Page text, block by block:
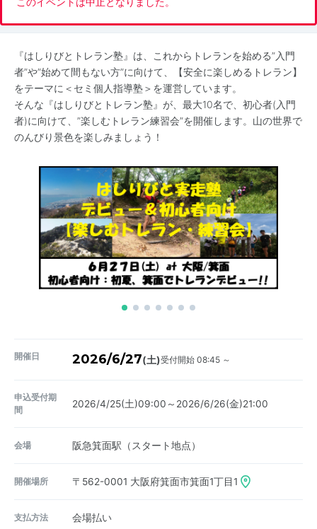
『はしりびとトレラン塾』は、これからトレランを始める”入門
者”や”始めて間もない方”に向けて、【安全に楽しめるトレラン】
をテーマに＜セミ個人指導塾＞を運営しています。
そんな『はしりびとトレラン塾』が、最大10名で、初心者(入門
者)に向けて、”楽しむトレラン練習会”を開催します。山の世界で
のんびり景色を楽しみましょう！
開催日 2026/6/27(土)受付開始 08:45 ～
申込受付期
間
2026/4/25(土)09:00～2026/6/26(金)21:00
会場 阪急箕面駅（スタート地点）
開催場所 〒562-0001 大阪府箕面市箕面1丁目1
支払方法 会場払い